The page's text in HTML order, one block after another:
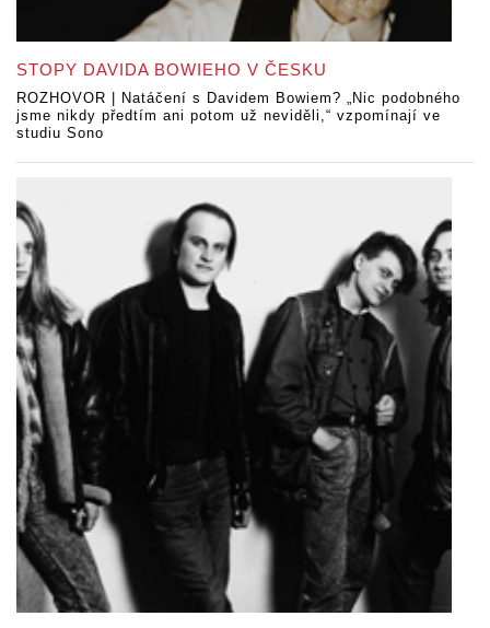
STOPY DAVIDA BOWIEHO V ČESKU
ROZHOVOR | Natáčení s Davidem Bowiem? „Nic podobného
jsme nikdy předtím ani potom už neviděli,“ vzpomínají ve
studiu Sono